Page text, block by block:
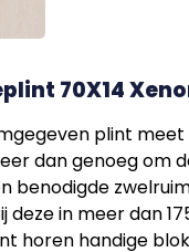
70X14
plint meet
dan genoeg om
benodigde
deze in meer dan
horen handige